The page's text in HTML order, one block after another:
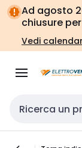
Vai alla
navigazione
Vai
alla
Ad agosto
chiusure
Vedi
Cerca input